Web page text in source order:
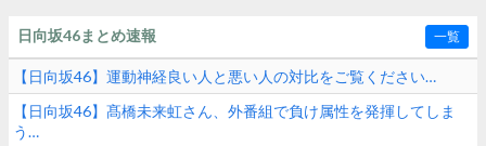
日向坂46まとめ速報 一覧
【日向坂46】運動神経良い人と悪い人の対比をご覧ください…
【日向坂46】髙橋未来虹さん、外番組で負け属性を発揮してしま
う…